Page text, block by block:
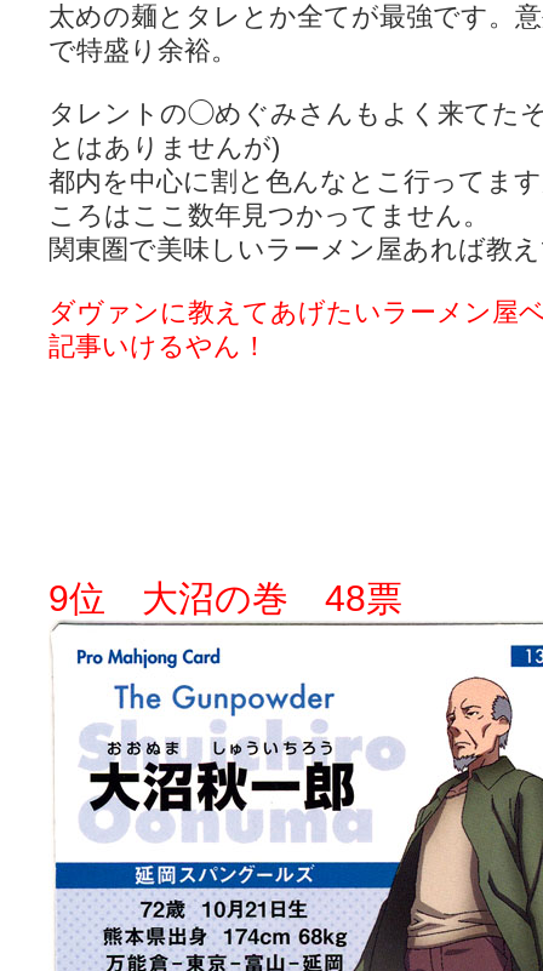
太めの麺とタレとか全てが最強です。
で特盛り余裕。
タレントの◯めぐみさんもよく来てた
とはありませんが)
都内を中心に割と色んなとこ行ってま
ころはここ数年見つかってません。
関東圏で美味しいラーメン屋あれば教
ダヴァンに教えてあげたいラーメン屋
記事いけるやん！
9位 大沼の巻 48票